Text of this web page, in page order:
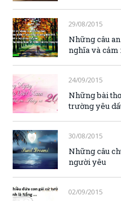
29/08/2015
Những câu
nghĩa và cảm
24/09/2015
Những bài
trường yêu
30/08/2015
Những câu
người yêu
02/09/2015